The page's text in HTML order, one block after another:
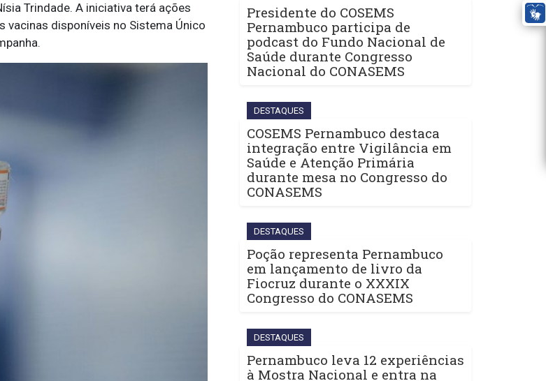
Trindade. A iniciativa terá ações
vacinas disponíveis no Sistema Único
Presidente do COSEMS
Pernambuco participa de
podcast do Fundo Nacional de
Saúde durante Congresso
Nacional do CONASEMS
DESTAQUES
COSEMS Pernambuco destaca
integração entre Vigilância em
Saúde e Atenção Primária
durante mesa no Congresso do
CONASEMS
DESTAQUES
Poção representa Pernambuco
em lançamento de livro da
Fiocruz durante o XXXIX
Congresso do CONASEMS
DESTAQUES
Pernambuco leva 12 experiências
à Mostra Nacional e entra na